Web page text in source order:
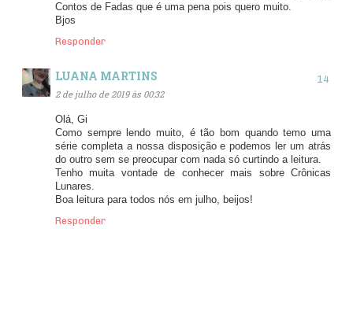
Contos de Fadas que é uma pena pois quero muito.
Bjos
Responder
LUANA MARTINS
2 de julho de 2019 às 00:32
Olá, Gi
Como sempre lendo muito, é tão bom quando temo uma
série completa a nossa disposição e podemos ler um atrás
do outro sem se preocupar com nada só curtindo a leitura.
Tenho muita vontade de conhecer mais sobre Crônicas
Lunares.
Boa leitura para todos nós em julho, beijos!
Responder